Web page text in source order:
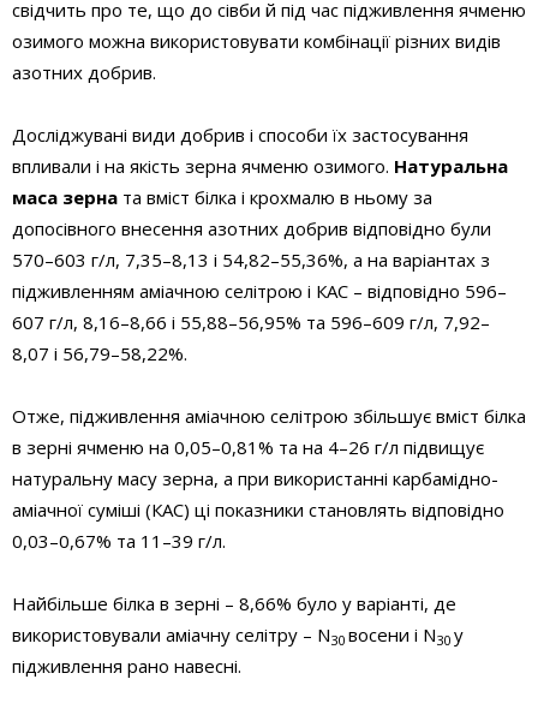
свідчить про те, що до сівби й під час підживлення ячменю
озимого можна використовувати комбінації різних видів
азотних добрив.
Досліджувані види добрив і способи їх застосування
впливали і на якість зерна ячменю озимого. Натуральна
маса зерна та вміст білка і крохмалю в ньому за
допосівного внесення азотних добрив відповідно були
570–603 г/л, 7,35–8,13 і 54,82–55,36%, а на варіантах з
підживленням аміачною селітрою і КАС – відповідно 596–
607 г/л, 8,16–8,66 і 55,88–56,95% та 596–609 г/л, 7,92–
8,07 і 56,79–58,22%.
Отже, підживлення аміачною селітрою збільшує вміст білка
в зерні ячменю на 0,05–0,81% та на 4–26 г/л підвищує
натуральну масу зерна, а при використанні карбамідно-
аміачної суміші (КАС) ці показники становлять відповідно
0,03–0,67% та 11–39 г/л.
Найбільше білка в зерні – 8,66% було у варіанті, де
використовували аміачну селітру – N30 восени і N30 у
підживлення рано навесні.